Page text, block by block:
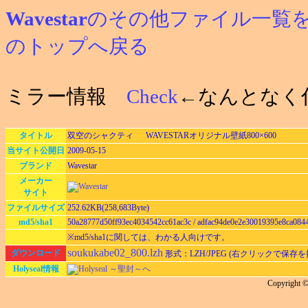
Wavestarのその他ファイル一覧
のトップへ戻る
ミラー情報 Check ←なんとなく
タイトル
双空のシャクティ WAVESTARオリジナル壁紙800×600
当サイト公開日 2009-05-15
ブランド
Wavestar
メーカー
サイト
ファイルサイズ 252.62KB(258,683Byte)
md5/sha1
50a28777d50ff93ec4034542cc61ac3c /
※md5/sha1に関しては、わかる人向けです。
ダウンロード
soukukabe02_800.lzh 形式：LZH/JPEG (右クリックで保存
Holyseal情報
Holyseal ～聖封～へ
Copyright